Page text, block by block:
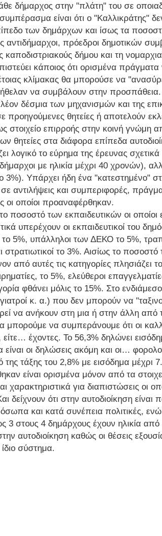
δήμαρχος στην "πλάτη" του σε
είναι ότι ο "Καλλικράτης"
των δημάρχων και ίσως τα ποσοστά
αντιδήμαρχοι, πρόεδροι δημοτικών
καποδιστριακούς δήμου και τη
κάποιος ότι ορισμένα
κλίμακας θα μπορούσε να
να συμβάλουν στην
δέσμια των μηχανισμών και της
προηγούμενες θητείες ή αποτελούν
στοιχείο επιρροής στην κοινή γνώμη
θητείες στα διάφορα επίπεδα
λογικό το εύρημα της έρευνας
δήμαρχοι με ηλικία μέχρι 40 χρονών),
3%). Υπάρχει ήδη ένα "κατεστημένο"
αντιλήψεις και συμπεριφορές,
οι οποίοι προαναφέρθηκαν.
ποσοστό των εκπαιδευτικών οι
υπερέχουν οι εκπαιδευτικοί του
5%, υπάλληλοι των ΔΕΚΟ το 5%,
στρατιωτικοί το 3%. Αισίως το
από αυτές τις κατηγορίες
το 5%, ελεύθεροι
φθάνει μόλις το 15%. Στο
γιατροί κ. α.) που δεν μπορούν να
να ανήκουν στη μια ή στην άλλη από
μπορούμε να συμπεράνουμε ότι οι
είτε… έχοντες. Το 56,3% δηλώνει
είναι οι δηλώσεις ακόμη και οι…
τάξης του 2,8% με εισόδημα μέχρι
είναι ορισμένα μόνον από τα
χαρακτηριστικά για διαπιστώσεις οι
δείχνουν ότι στην αυτοδιοίκηση
και κατά συνέπεια πολιτικές,
3 στους 4 δημάρχους έχουν ηλικία
αυτοδιοίκηση καθώς οι θέσεις
σύστημα.